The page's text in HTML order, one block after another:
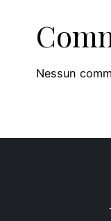
Nessun